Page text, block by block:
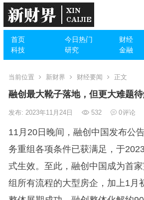
首页 今日热门 财经
科技
研究 金融
当前位置 新财界 财经要闻 正文
融创最大靴子落地，但更大难题
发布: 2023年11月24日 532 0评论
11月20日晚间，融创中国发布公
务重组各项条件已获满足，于
式生效。至此，融创中国成为首
组所有流程的大型房企，加上1月